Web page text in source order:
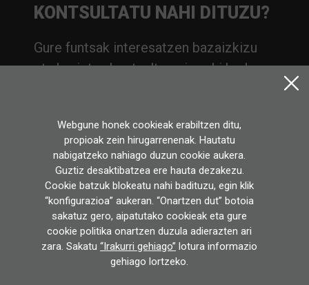
KONTSULTATU NAHI DITUZU?
Gure funtsak interesatzen bazaizkizu
eta horietan kontsulta egin nahi baduzu,
JARRI HARREMANETAN
Webgune honek cookieak erabiltzen ditu,
propioak zein hirugarrenenak. Hautatu
nabigatzeko nahiago duzun cookie aukera.
Guztiz desaktibatzea ere hauta dezakezu.
Cookie batzuk blokeatu nahi badituzu, egin klik
“konfigurazioa” aukeran. “Onartzen dut” botoia
sakatuz gero, aipatutako cookieak eta gure
cookie politika onartzen duzula adierazten ari
zara. Sakatu “Irakurri gehiago” lotura informazio
gehiago lortzeko.